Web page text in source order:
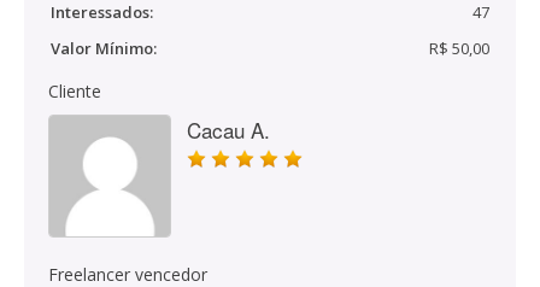
Interessados:
47
Valor Mínimo:
R$ 50,00
Cliente
Cacau A.
Freelancer vencedor